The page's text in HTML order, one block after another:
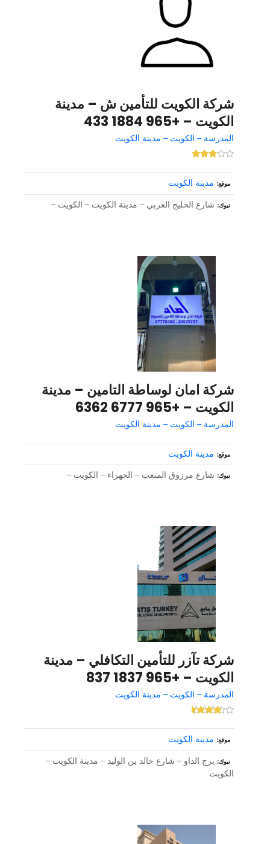
شركة الكويت للتأمين ش – مدينة
الكويت – +965 1884 433
المدرسة – الكويت – مدينة الكويت
موقع مدينة الكويت
تبوك شارع الخليج العربي – مدينة الكويت – الكويت –
شركة امان لوساطة التامين – مدينة
الكويت – +965 6777 6362
المدرسة – الكويت – مدينة الكويت
موقع مدينة الكويت
تبوك شارع مرزوق المتعب – الجهراء – الكويت –
شركة تآزر للتأمين التكافلي – مدينة
الكويت – +965 1837 837
المدرسة – الكويت – مدينة الكويت
موقع مدينة الكويت
تبوك
برج الداو – شارع خالد بن الوليد – مدينة الكويت –
الكويت